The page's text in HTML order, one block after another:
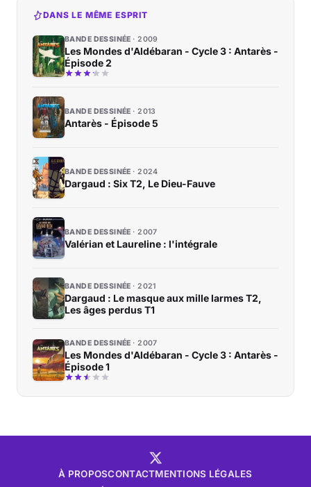
DANS LE MÊME ESPRIT
BANDE DESSINÉE 2009
Les Mondes d'Aldébaran - Cycle 3 : Antarès -
Épisode 2
BANDE DESSINÉE 2013
Antarès - Épisode 5
BANDE DESSINÉE 2024
Dargaud : Six T2, Le Dieu-Fauve
BANDE DESSINÉE 2007
Valérian et Laureline : l'intégrale
BANDE DESSINÉE 2021
Dargaud : Le masque aux mille larmes T2,
Les âges perdus T1
BANDE DESSINÉE 2007
Les Mondes d'Aldébaran - Cycle 3 : Antarès -
Épisode 1
À PROPOSCONTACTMENTIONS LÉGALES